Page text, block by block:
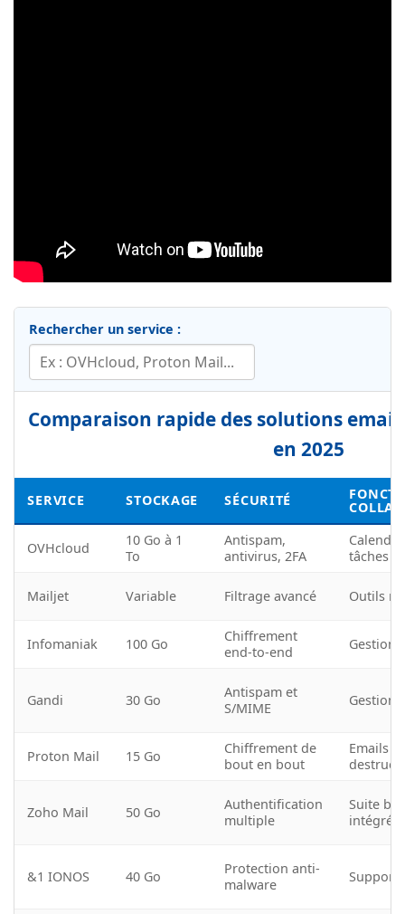
Rechercher un service :
Comparaison rapide des solutions
en 2025
SERVICE STOCKAGE SÉCURITÉ
OVHcloud
10 Go à 1
To
Antispam,
antivirus, 2FA
tâches
Mailjet Variable Filtrage avancé Outils
Infomaniak 100 Go
Chiffrement
end-to-end
Gestion
Gandi 30 Go
Antispam et
S/MIME
Gestion
Proton Mail 15 Go
Chiffrement de
bout en bout
Emails
Zoho Mail 50 Go
Authentification
multiple
Suite
intégrée
&1 IONOS 40 Go
Protection anti-
malware
Support